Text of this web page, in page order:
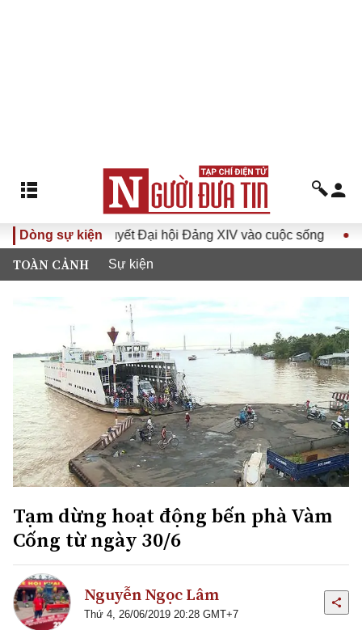
Dòng sự kiện
Đưa Nghị quyết Đại hội Đảng XIV vào cuộc sống
TOÀN CẢNH Sự kiện
Tạm dừng hoạt động bến phà Vàm
Cống từ ngày 30/6
Nguyễn Ngọc Lâm
Thứ 4, 26/06/2019 20:28 GMT+7